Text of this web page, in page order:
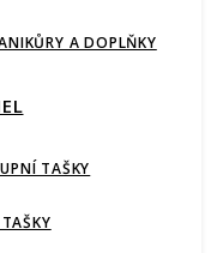
A DOPLŇKY
TAŠKY